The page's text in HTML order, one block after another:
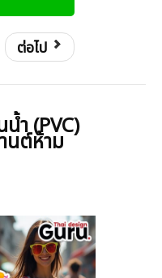
ต่อไป
น้ำ (PVC)
นต์ห้าม